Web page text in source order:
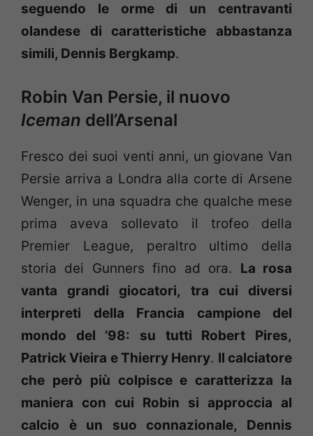
seguendo le orme di un centravanti
olandese di caratteristiche abbastanza
simili, Dennis Bergkamp.
Robin Van Persie, il nuovo
Iceman dell’Arsenal
Fresco dei suoi venti anni, un giovane Van
Persie arriva a Londra alla corte di Arsene
Wenger, in una squadra che qualche mese
prima aveva sollevato il trofeo della
Premier League, peraltro ultimo della
storia dei Gunners fino ad ora. La rosa
vanta grandi giocatori, tra cui diversi
interpreti della Francia campione del
mondo del ’98: su tutti Robert Pires,
Patrick Vieira e Thierry Henry. Il calciatore
che però più colpisce e caratterizza la
maniera con cui Robin si approccia al
calcio è un suo connazionale, Dennis